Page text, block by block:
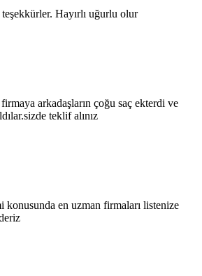
Hayırlı uğurlu olur
arkadaşların çoğu saç ekterdi ve
teklif alınız
en uzman firmaları listenize